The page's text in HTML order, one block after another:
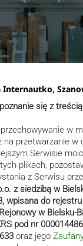
Internautko,
się z
w
na przetwarzanie w
Serwisie
plikach,
z Serwisu
z siedzibą w
wpisana do
w Bielsku-
pod nr
oraz jego